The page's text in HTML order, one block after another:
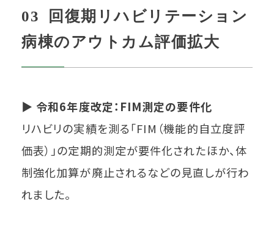
03 回復期リハビリテーション
病棟のアウトカム評価拡大
▶ 令和6年度改定：FIM測定の要件化
リハビリの実績を測る「FIM（機能的自立度評
価表）」の定期的測定が要件化されたほか、体
制強化加算が廃止されるなどの見直しが行わ
れました。